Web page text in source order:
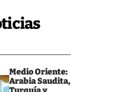
Medio Oriente:
Arabia Saudita,